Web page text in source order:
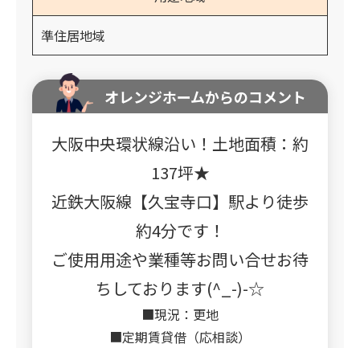
準住居地域
オレンジホームからのコメント
大阪中央環状線沿い！土地面積：約
137坪★
近鉄大阪線【久宝寺口】駅より徒歩
約4分です！
ご使用用途や業種等お問い合せお待
ちしております(^_-)-☆
■現況：更地
■定期賃貸借（応相談）